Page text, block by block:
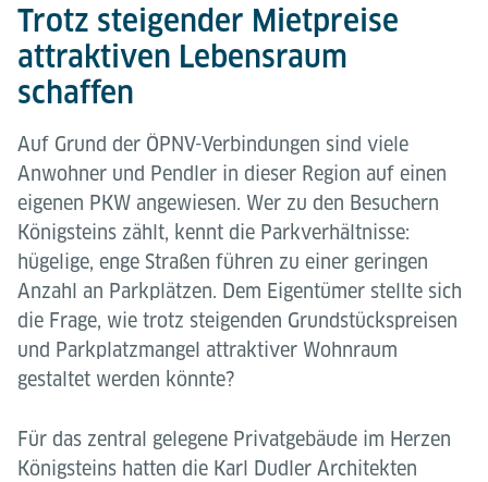
Trotz steigender Mietpreise
attraktiven Lebensraum
schaffen
Auf Grund der ÖPNV-Verbindungen sind viele
Anwohner und Pendler in dieser Region auf einen
eigenen PKW angewiesen. Wer zu den Besuchern
Königsteins zählt, kennt die Parkverhältnisse:
hügelige, enge Straßen führen zu einer geringen
Anzahl an Parkplätzen. Dem Eigentümer stellte sich
die Frage, wie trotz steigenden Grundstückspreisen
und Parkplatzmangel attraktiver Wohnraum
gestaltet werden könnte?
Für das zentral gelegene Privatgebäude im Herzen
Königsteins hatten die Karl Dudler Architekten